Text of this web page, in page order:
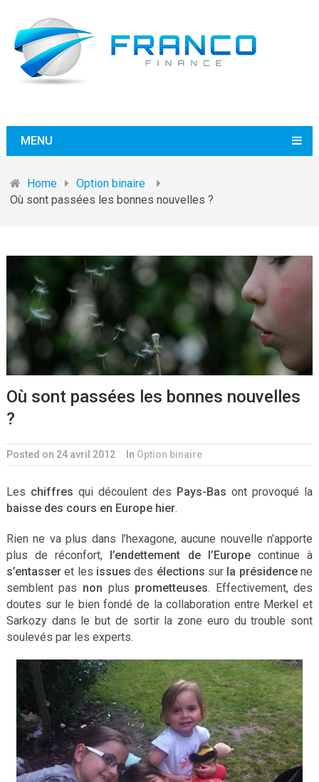
MENU
Home
Option binaire
Où sont passées les bonnes nouvelles ?
Où sont passées les bonnes nouvelles
?
Posted on 24 avril 2012 In Option binaire
Les chiffres qui découlent des Pays-Bas ont provoqué la
baisse des cours en Europe hier.
Rien ne va plus dans l’hexagone, aucune nouvelle n’apporte
plus de réconfort, l’endettement de l’Europecontinue à
s’entasseret les issues des élections sur la présidencene
semblent pas non plus prometteuses. Effectivement, des
doutes sur le bien fondé de la collaboration entre Merkel et
Sarkozy dans le but de sortir la zone euro du trouble sont
soulevés par les experts.